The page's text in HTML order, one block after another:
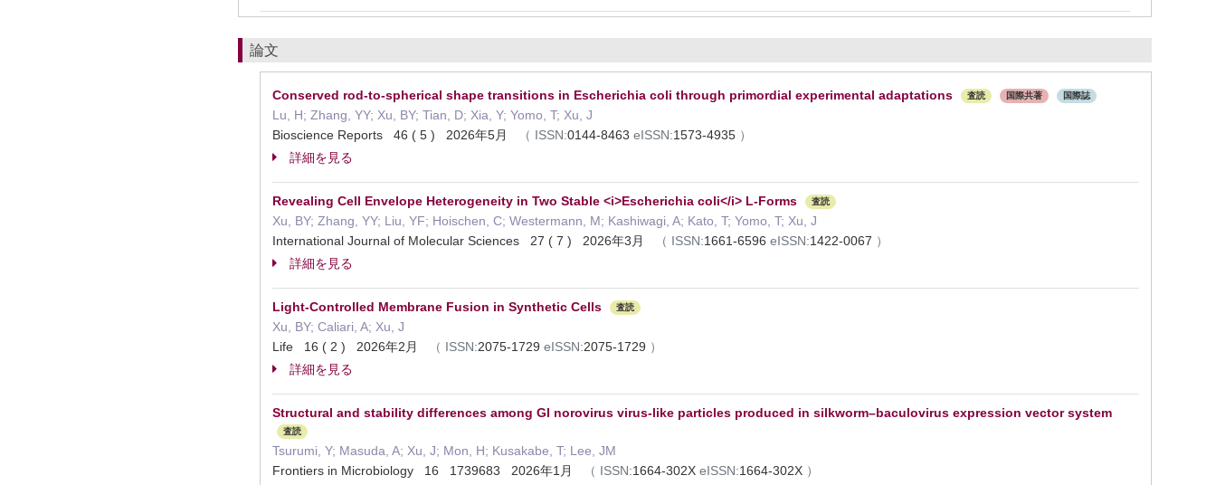
論文
Conserved rod-to-spherical shape transitions in Escherichia coli through primordial experimental adaptations 査読 国際共著 国際誌
Lu, H; Zhang, YY; Xu, BY; Tian, D; Xia, Y; Yomo, T; Xu, J
Bioscience Reports 46 ( 5 ) 2026年5月
（ ISSN:0144-8463 eISSN:1573-4935 ）
詳細を見る
Revealing Cell Envelope Heterogeneity in Two Stable <i>Escherichia coli</i> L-Forms 査読
Xu, BY; Zhang, YY; Liu, YF; Hoischen, C; Westermann, M; Kashiwagi, A; Kato, T; Yomo, T; Xu, J
International Journal of Molecular Sciences 27 ( 7 ) 2026年3月
（ ISSN:1661-6596 eISSN:1422-0067 ）
詳細を見る
Light-Controlled Membrane Fusion in Synthetic Cells 査読
Xu, BY; Caliari, A; Xu, J
Life 16 ( 2 ) 2026年2月
（ ISSN:2075-1729 eISSN:2075-1729 ）
詳細を見る
Structural and stability differences among GI norovirus virus-like particles produced in silkworm–baculovirus expression vector system
査読
Tsurumi, Y; Masuda, A; Xu, J; Mon, H; Kusakabe, T; Lee, JM
Frontiers in Microbiology 16 1739683 2026年1月
（ ISSN:1664-302X eISSN:1664-302X ）